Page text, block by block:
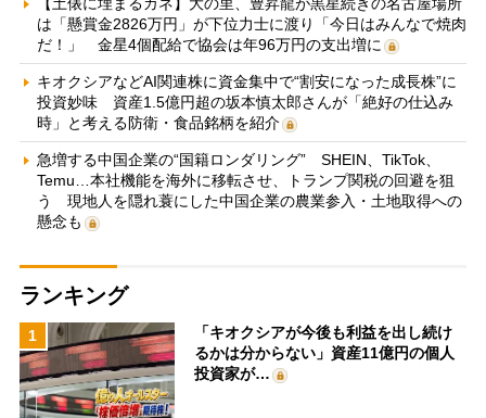
は「懸賞金2826万円」が下位力士に渡り「今日はみんなで焼肉
だ！」 金星4個配給で協会は年96万円の支出増に
キオクシアなどAI関連株に資金集中で“割安になった成長株”に
投資妙味 資産1.5億円超の坂本慎太郎さんが「絶好の仕込み
時」と考える防衛・食品銘柄を紹介
急増する中国企業の“国籍ロンダリング” SHEIN、TikTok、
Temu…本社機能を海外に移転させ、トランプ関税の回避を狙
う 現地人を隠れ蓑にした中国企業の農業参入・土地取得への
懸念も
ランキング
1
「キオクシアが今後も利益を出し続け
るかは分からない」資産11億円の個人
投資家が…